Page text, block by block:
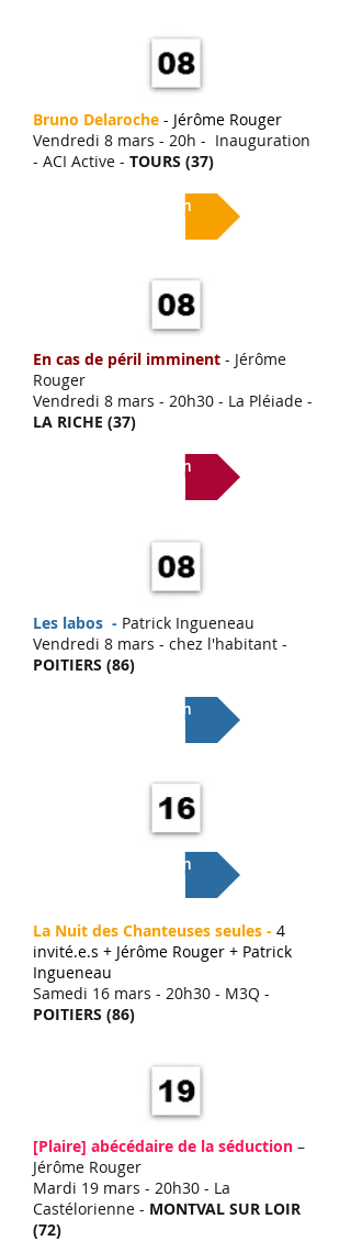
Bruno Delaroche - Jérôme Rouger
Vendredi 8 mars - 20h - Inauguration
- ACI Active - TOURS (37)
Lien
En cas de péril imminent - Jérôme
Rouger
Vendredi 8 mars - 20h30 - La Pléiade -
LA RICHE (37)
Lien
Les labos - Patrick Ingueneau
Vendredi 8 mars - chez l'habitant -
POITIERS (86)
Lien
Lien
La Nuit des Chanteuses seules - 4
invité.e.s + Jérôme Rouger + Patrick
Ingueneau
Samedi 16 mars - 20h30 - M3Q -
POITIERS (86)
[Plaire] abécédaire de la séduction –
Jérôme Rouger
Mardi 19 mars - 20h30 - La
Castélorienne - MONTVAL SUR LOIR
(72)